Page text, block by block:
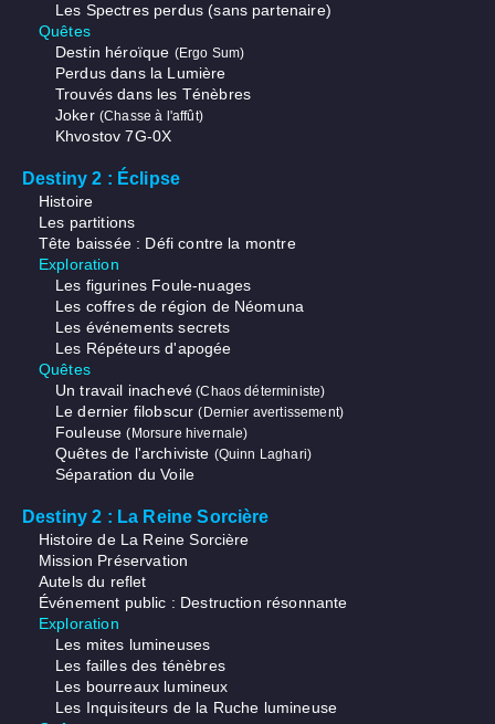
Les Spectres perdus (sans partenaire)
Quêtes
Destin héroïque (Ergo Sum)
Perdus dans la Lumière
Trouvés dans les Ténèbres
Joker (Chasse à l'affût)
Khvostov 7G-0X
Destiny 2 : Éclipse
Histoire
Les partitions
Tête baissée : Défi contre la montre
Exploration
Les figurines Foule-nuages
Les coffres de région de Néomuna
Les événements secrets
Les Répéteurs d'apogée
Quêtes
Un travail inachevé (Chaos déterministe)
Le dernier filobscur(Dernier avertissement)
Fouleuse(Morsure hivernale)
Quêtes de l'archiviste (Quinn Laghari)
Séparation du Voile
Destiny 2 : La Reine Sorcière
Histoire de La Reine Sorcière
Mission Préservation
Autels du reflet
Événement public : Destruction résonnante
Exploration
Les mites lumineuses
Les failles des ténèbres
Les bourreaux lumineux
Les Inquisiteurs de la Ruche lumineuse